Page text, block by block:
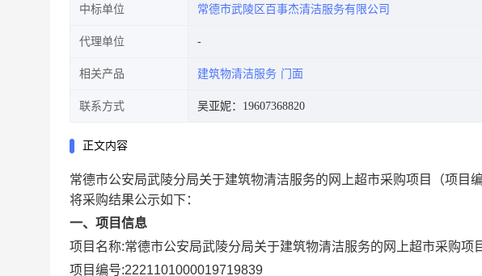
中标单位 常德市武陵区百事杰清洁服务有限公司
代理单位
相关产品 建筑物清洁服务 门面
联系方式 吴亚妮：19607368820
正文内容
常德市公安局武陵分局关于建筑物清洁服务的网上超市采购项目 （项目
将采购结果公示如下：
一、项目信息
项目名称:常德市公安局武陵分局关于建筑物清洁服务的网上超市采购项
项目编号:2221101000019719839